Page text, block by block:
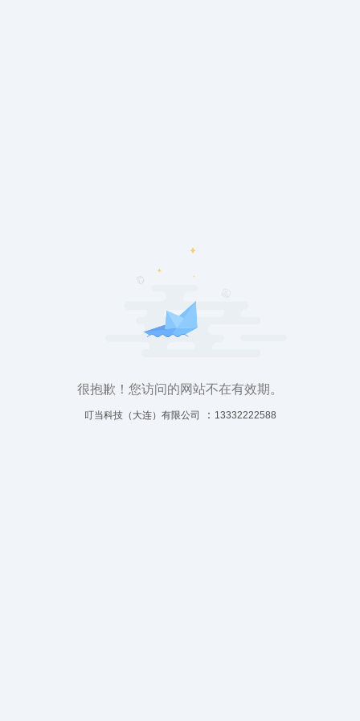
很抱歉！您访问的网站不在有效期。
叮当科技（大连）有限公司 ： 13332222588